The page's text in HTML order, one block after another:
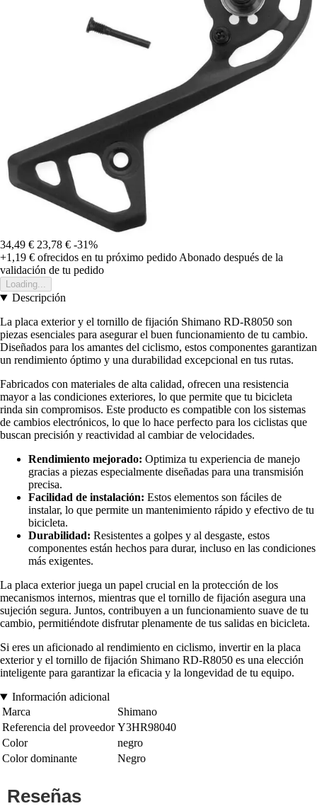
34,49 € 23,78 € -31%
+1,19 € ofrecidos en tu próximo pedido Abonado después de la
validación de tu pedido
Loading...
Descripción
La placa exterior y el tornillo de fijación Shimano RD-R8050 son
piezas esenciales para asegurar el buen funcionamiento de tu cambio.
Diseñados para los amantes del ciclismo, estos componentes garantizan
un rendimiento óptimo y una durabilidad excepcional en tus rutas.
Fabricados con materiales de alta calidad, ofrecen una resistencia
mayor a las condiciones exteriores, lo que permite que tu bicicleta
rinda sin compromisos. Este producto es compatible con los sistemas
de cambios electrónicos, lo que lo hace perfecto para los ciclistas que
buscan precisión y reactividad al cambiar de velocidades.
Rendimiento mejorado: Optimiza tu experiencia de manejo
gracias a piezas especialmente diseñadas para una transmisión
precisa.
Facilidad de instalación: Estos elementos son fáciles de
instalar, lo que permite un mantenimiento rápido y efectivo de tu
bicicleta.
Durabilidad: Resistentes a golpes y al desgaste, estos
componentes están hechos para durar, incluso en las condiciones
más exigentes.
La placa exterior juega un papel crucial en la protección de los
mecanismos internos, mientras que el tornillo de fijación asegura una
sujeción segura. Juntos, contribuyen a un funcionamiento suave de tu
cambio, permitiéndote disfrutar plenamente de tus salidas en bicicleta.
Si eres un aficionado al rendimiento en ciclismo, invertir en la placa
exterior y el tornillo de fijación Shimano RD-R8050 es una elección
inteligente para garantizar la eficacia y la longevidad de tu equipo.
Información adicional
Marca
Shimano
Referencia del proveedor Y3HR98040
Color
negro
Color dominante
Negro